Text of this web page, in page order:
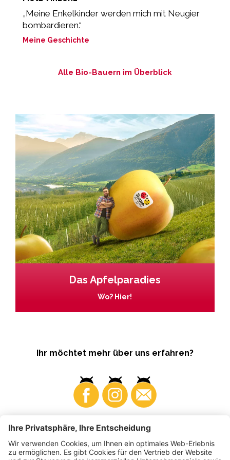
„Meine Enkelkinder werden mich mit Neugier
bombardieren.“
Meine Geschichte
Alle Bio-Bauern im Überblick
Das Apfelparadies
Wo? Hier!
Ihr möchtet mehr über uns erfahren?
Business Produzenten